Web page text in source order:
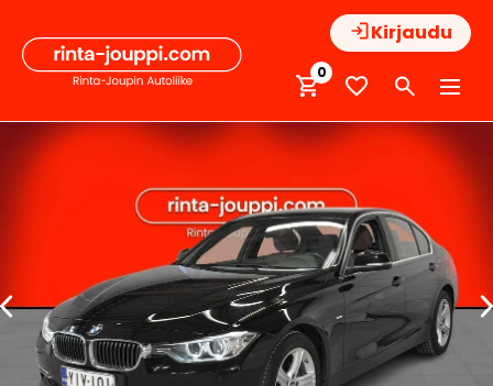
sisältöön
Kirjaudu
0